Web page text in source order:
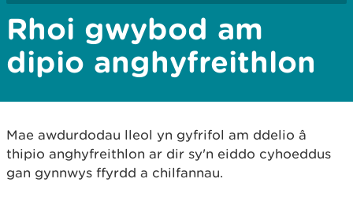
Rhoi gwybod am
dipio anghyfreithlon
Mae awdurdodau lleol yn gyfrifol am ddelio â
thipio anghyfreithlon ar dir sy'n eiddo cyhoeddus
gan gynnwys ffyrdd a chilfannau.